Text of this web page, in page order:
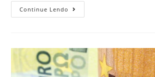
Continue Lendo